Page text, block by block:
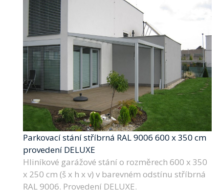
Parkovací stání stříbrná RAL 9006 600 x 350 cm
provedení DELUXE
Hliníkové garážové stání o rozměrech 600 x 350
x 250 cm (š x h x v) v barevném odstínu stříbrná
RAL 9006. Provedení DELUXE.